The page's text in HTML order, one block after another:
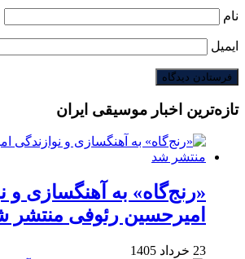
نام
ایمیل
تازه‌ترین اخبار موسیقی ایران
«رنج‌گاه» به آهنگسازی و
امیرحسین رئوفی منتشر
23 خرداد 1405